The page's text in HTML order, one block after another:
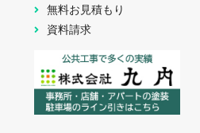
無料お見積もり
資料請求